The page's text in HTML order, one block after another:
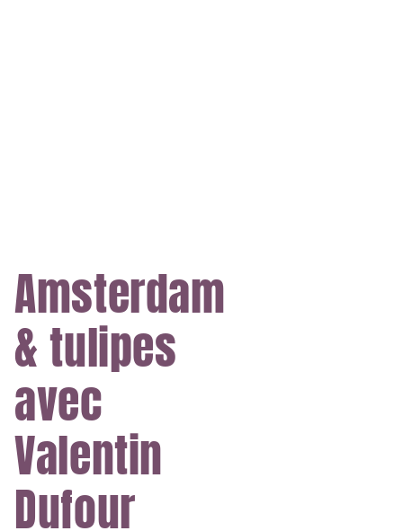
Amsterdam
& tulipes
avec
Valentin
Dufour